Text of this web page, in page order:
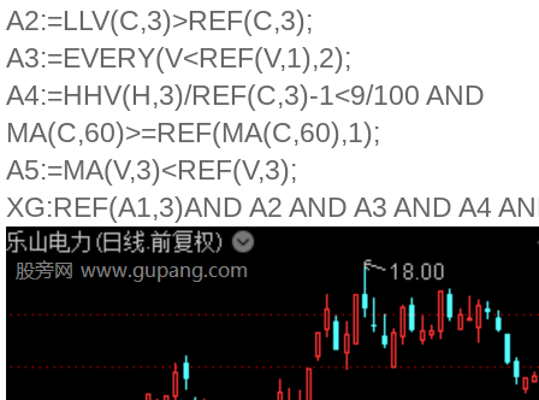
A2:=LLV(C,3)>REF(C,3);
A3:=EVERY(V<REF(V,1),2);
A4:=HHV(H,3)/REF(C,3)-1<9/100 AND
MA(C,60)>=REF(MA(C,60),1);
A5:=MA(V,3)<REF(V,3);
XG:REF(A1,3)AND A2 AND A3 AND A4